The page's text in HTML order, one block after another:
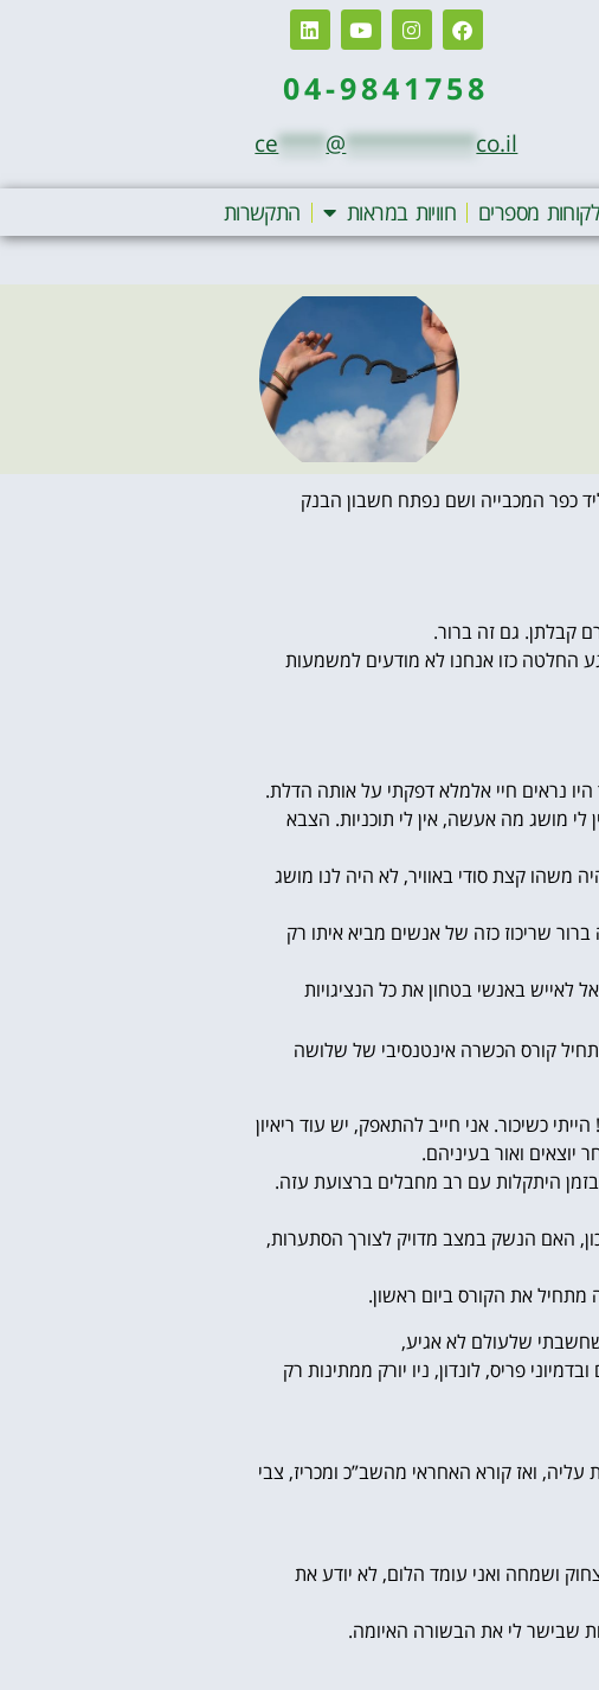
04-9841758
ce **** @ *********** co.il
לקוחות מספרים חוויות במראות התקשרות
כפר המכבייה ושם נפתח חשבון הבנק
קבלתן. גם זה ברור.
החלטה כזו אנחנו לא מודעים למשמעות
נראים חיי אלמלא דפקתי על אותה הדלת.
לי מושג מה אעשה, אין לי תוכניות. הצבא
קצת סודי באוויר, לא היה לנו מושג
שריכוז כזה של אנשים מביא איתו רק
לאייש באנשי בטחון את כל הנציגויות
יתחיל קורס הכשרה אינטנסיבי של שלושה
כשיכור. אני חייב להתאפק, יש עוד ריאיון
ואור בעיניהם.
היתקלות עם רב מחבלים ברצועת עזה.
האם הנשק במצב מדויק לצורך הסתערות,
מתחיל את הקורס ביום ראשון.
שלעולם לא אגיע,
פריס, לונדון, ניו יורק ממתינות רק
ואז קורא האחראי מהשב”כ ומכריז, צבי
ושמחה ואני עומד הלום, לא יודע את
שבישר לי את הבשורה האיומה.